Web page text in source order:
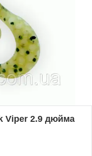
Viper 2.9 дюйма